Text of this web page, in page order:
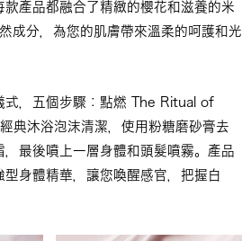
款產品都融合了精緻的櫻花和滋養的米
成分，為您的肌膚帶來溫柔的呵護和光
式，五個步驟：點燃 The Ritual of
典沐浴泡沫清潔，使用粉糖磨砂膏去
，最後噴上一層身體和頭髮噴霧。產品
身體精華，讓您喚醒感官，把握白